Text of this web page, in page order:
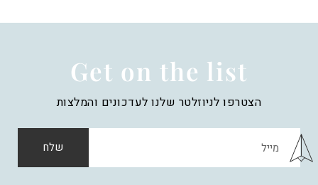
Get on the list
הצטרפו לניוזלטר שלנו לעדכונים והמלצות
שלח